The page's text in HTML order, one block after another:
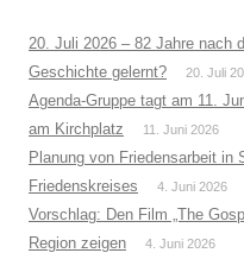
20. Juli 2026 – 82 Jahre nach
Geschichte gelernt?
20. Juli
Agenda-Gruppe tagt am 11.
am Kirchplatz
11. Juni 2026
Planung von Friedensarbeit in
Friedenskreises
4. Juni 2026
Vorschlag: Den Film „The
Region zeigen
4. Juni 2026